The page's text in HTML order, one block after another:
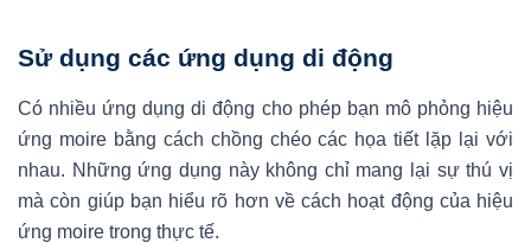
Sử dụng các ứng dụng di động
Có nhiều ứng dụng di động cho phép bạn mô phỏng hiệu
ứng moire bằng cách chồng chéo các họa tiết lặp lại với
nhau. Những ứng dụng này không chỉ mang lại sự thú vị
mà còn giúp bạn hiểu rõ hơn về cách hoạt động của hiệu
ứng moire trong thực tế.